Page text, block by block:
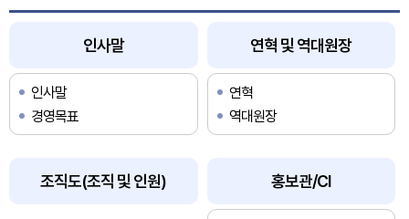
인사말
인사말
경영목표
연혁 및 역대원장
연혁
역대원장
조직도(조직 및 인원) 홍보관/CI